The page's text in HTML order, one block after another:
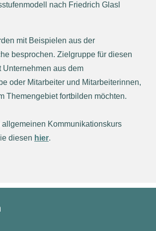
nach Friedrich Glasl
mit Beispielen aus der
besprochen. Zielgruppe für diesen
Unternehmen aus dem
oder Mitarbeiter und Mitarbeiterinnen,
Themengebiet fortbilden möchten.
Kommunikationskurs
diesen hier.